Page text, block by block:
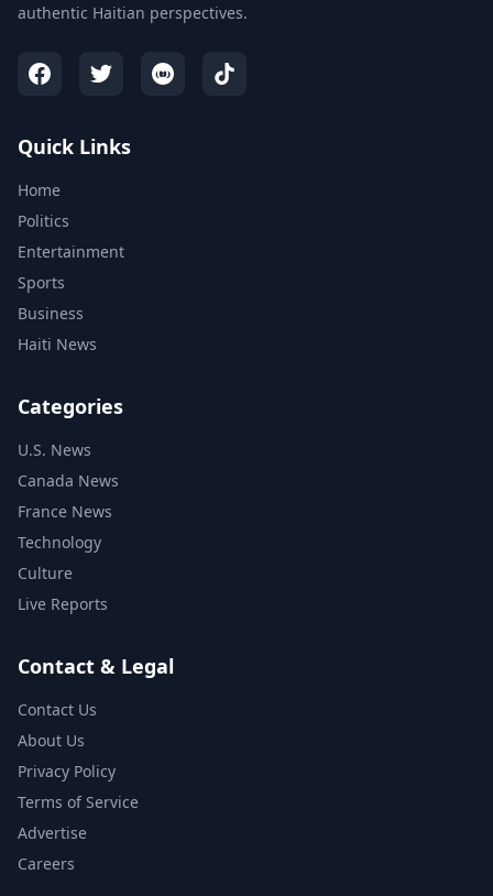
authentic Haitian perspectives.
Quick Links
Home
Politics
Entertainment
Sports
Business
Haiti News
Categories
U.S. News
Canada News
France News
Technology
Culture
Live Reports
Contact & Legal
Contact Us
About Us
Privacy Policy
Terms of Service
Advertise
Careers